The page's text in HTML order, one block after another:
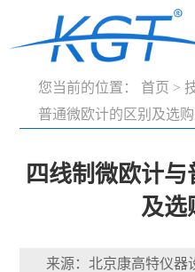
您当前的位置： 首页 >
普通微欧计的区别及选
四线制微欧计
及选
来源：北京康高特仪器